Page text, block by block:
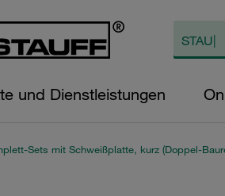
und Dienstleistungen
Sets mit Schweißplatte, kurz (Doppel-